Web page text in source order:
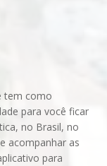
tem como
para você ficar
no Brasil, no
acompanhar as
para